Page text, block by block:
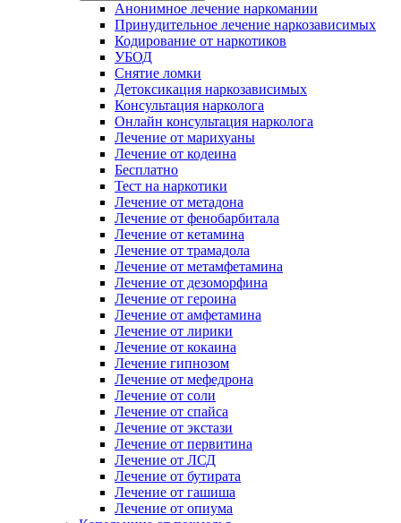
Анонимное лечение наркомании
Принудительное лечение наркозависимых
Кодирование от наркотиков
УБОД
Снятие ломки
Детоксикация наркозависимых
Консультация нарколога
Онлайн консультация нарколога
Лечение от марихуаны
Лечение от кодеина
Бесплатно
Тест на наркотики
Лечение от метадона
Лечение от фенобарбитала
Лечение от кетамина
Лечение от трамадола
Лечение от метамфетамина
Лечение от дезоморфина
Лечение от героина
Лечение от амфетамина
Лечение от лирики
Лечение от кокаина
Лечение гипнозом
Лечение от мефедрона
Лечение от соли
Лечение от спайса
Лечение от экстази
Лечение от первитина
Лечение от ЛСД
Лечение от бутирата
Лечение от гашиша
Лечение от опиума